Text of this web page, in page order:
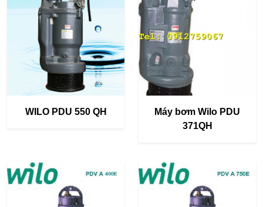
WILO PDU 550 QH
Máy bơm Wilo PDU
371QH